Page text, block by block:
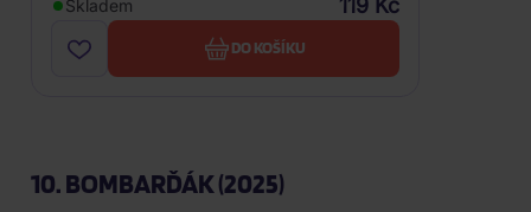
Skladem 119 Kč
DO KOŠÍKU
10. BOMBARĎÁK (2025)